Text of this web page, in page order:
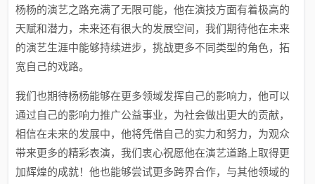
杨杨的演艺之路充满了无限可能，他在演技方面有着极高的
天赋和潜力，未来还有很大的发展空间，我们期待他在未来
的演艺生涯中能够持续进步，挑战更多不同类型的角色，拓
宽自己的戏路。
我们也期待杨杨能够在更多领域发挥自己的影响力，他可以
通过自己的影响力推广公益事业，为社会做出更大的贡献，
相信在未来的发展中，他将凭借自己的实力和努力，为观众
带来更多的精彩表演，我们衷心祝愿他在演艺道路上取得更
加辉煌的成就！他也能够尝试更多跨界合作，与其他领域的